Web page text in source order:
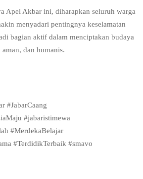
Apel Akbar ini, diharapkan seluruh warga
menyadari pentingnya keselamatan
bagian aktif dalam menciptakan budaya
dan humanis.
#JabarCaang
#jabaristimewa
#MerdekaBelajar
#TerdidikTerbaik #smavo